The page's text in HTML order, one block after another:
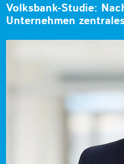
Volksbank-Studie:
Unternehmen